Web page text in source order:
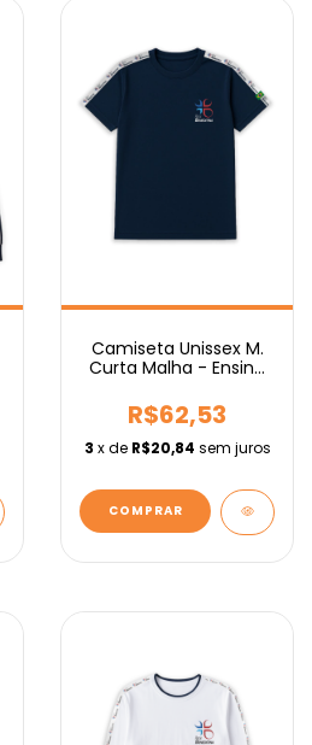
Camiseta Unissex M.
Curta Malha - Ensino
R$62,53
3 x de R$20,84 sem juros
COMPRAR